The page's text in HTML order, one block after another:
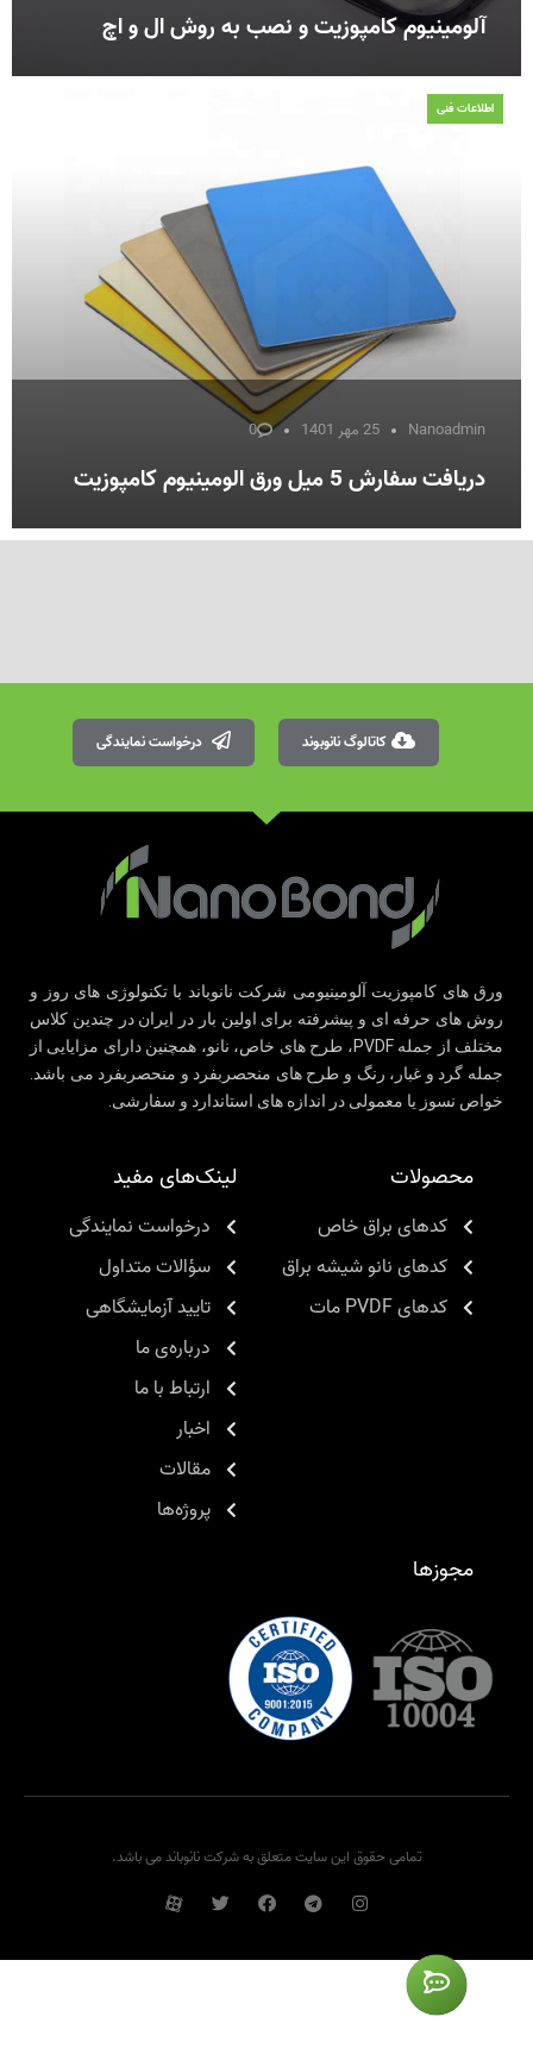
آلومینیوم کامپوزیت و نصب به روش ال و اچ
Nanoadmin 25 مهر 1401 0
دریافت سفارش 5 میل ورق الومینیوم کامپوزیت
اطلاعات فنی
کاتالوگ نانوبوند درخواست نمایندگی
ورق های کامپوزیت آلومینیومی شرکت نانوباند با تکنولوژی های روز و
روش های حرفه ای و پیشرفته برای اولین بار در ایران در چندین کلاس
مختلف از جمله PVDF، طرح های خاص، نانو، همچنین دارای مزایایی از
جمله گرد و غبار، رنگ و طرح های منحصربفرد و منحصربفرد می باشد.
خواص نسوز یا معمولی در اندازه های استاندارد و سفارشی.
محصولات
کدهای براق خاص
کدهای نانو شیشه براق
کدهای PVDF مات
لینک‌های مفید
درخواست نمایندگی
سؤالات متداول
تایید آزمایشگاهی
درباره‌ی ما
ارتباط با ما
اخبار
مقالات
پروژه‌ها
مجوزها
تمامی حقوق این سایت متعلق به شرکت نانوباند می باشد.